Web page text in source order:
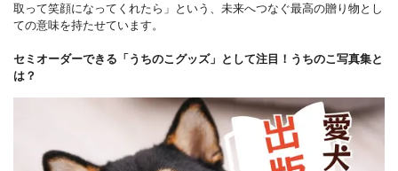
取って笑顔になってくれたら」という、未来へつなぐ最高の贈り物とし
ての意味を持たせています。
セミオーダーできる「うちのこグッズ」として注目！うちのこ写真集と
は？